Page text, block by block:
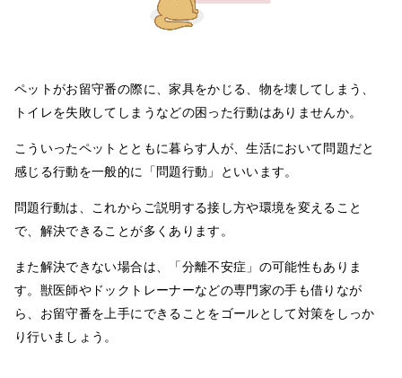
ペットがお留守番の際に、家具をかじる、物を壊してしまう、
トイレを失敗してしまうなどの困った行動はありませんか。
こういったペットとともに暮らす人が、生活において問題だと
感じる行動を一般的に「問題行動」といいます。
問題行動は、これからご説明する接し方や環境を変えること
で、解決できることが多くあります。
また解決できない場合は、「分離不安症」の可能性もありま
す。獣医師やドックトレーナーなどの専門家の手も借りなが
ら、お留守番を上手にできることをゴールとして対策をしっか
り行いましょう。